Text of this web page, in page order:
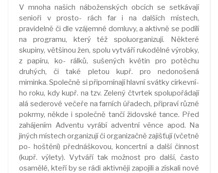
V mnoha našich náboženských obcích se setkávají
senioři v prosto- rách far i na dalších místech,
pravidelně či dle vzájemné domluvy, a aktivně se podílí
na programu, který též spoluorganizují. Některé
skupiny, většinou žen, spolu vytváří rukodělné výrobky,
z papíru, ko- rálků, sušených květin pro potěchu
druhých, či také pletou kupř. pro nedonošená
miminka. Společně si připomínají hlavní svátky církevní-
ho roku, kdy kupř. na tzv. Zelený čtvrtek spolupořádají
alá sederové večeře na farních úřadech, připraví různé
pokrmy, někde i společně tančí židovské tance. Před
zahájením Adventu vyrábí adventní věnce apod. Na
jiných místech organizují či organizačně zajišťují (včetně
po- hoštění) přednáškovou, koncertní a další činnost
(kupř. výlety). Vytváří tak možnost pro další, často
osamělé, kteří by se rádi aktivněji zapojili a získali nové